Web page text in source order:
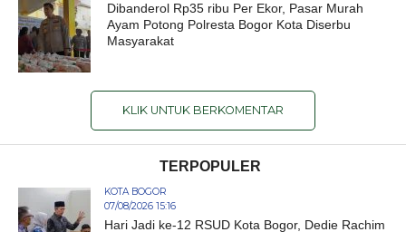
Dibanderol Rp35 ribu Per Ekor, Pasar Murah
Ayam Potong Polresta Bogor Kota Diserbu
Masyarakat
KLIK UNTUK BERKOMENTAR
TERPOPULER
KOTA BOGOR
07/08/2026 15:16
Hari Jadi ke-12 RSUD Kota Bogor, Dedie Rachim